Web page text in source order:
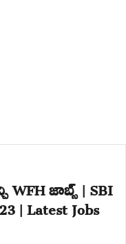
WFH జాబ్స్ | SBI
| Latest Jobs